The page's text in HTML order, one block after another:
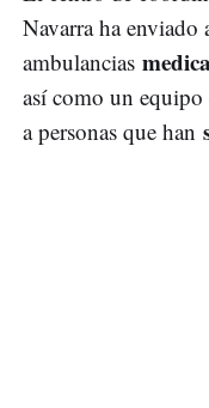
Navarra ha
ambulancias
así como un
a personas que han